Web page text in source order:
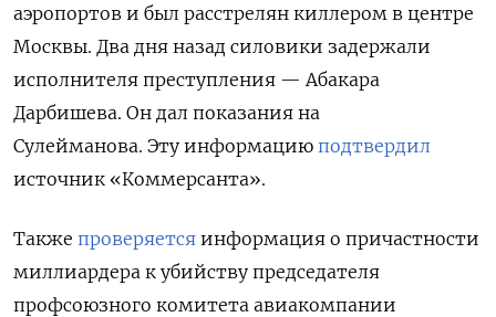
аэропортов и был расстрелян киллером в центре
Москвы. Два дня назад силовики задержали
исполнителя преступления — Абакара
Дарбишева. Он дал показания на
Сулейманова. Эту информацию подтвердил
источник «Коммерсанта».
Также проверяется информация о причастности
миллиардера к убийству председателя
профсоюзного комитета авиакомпании